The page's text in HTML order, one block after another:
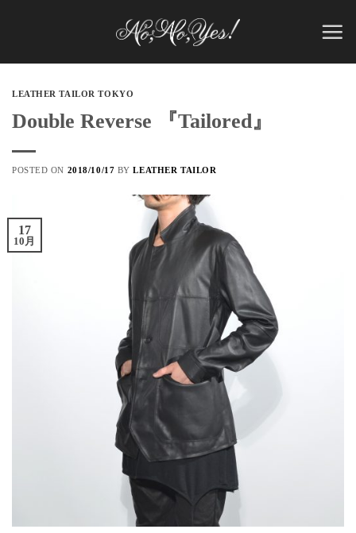
LEATHER TAILOR TOKYO
Double Reverse 『Tailored』
POSTED ON 2018/10/17 BYLEATHER TAILOR
17
10月